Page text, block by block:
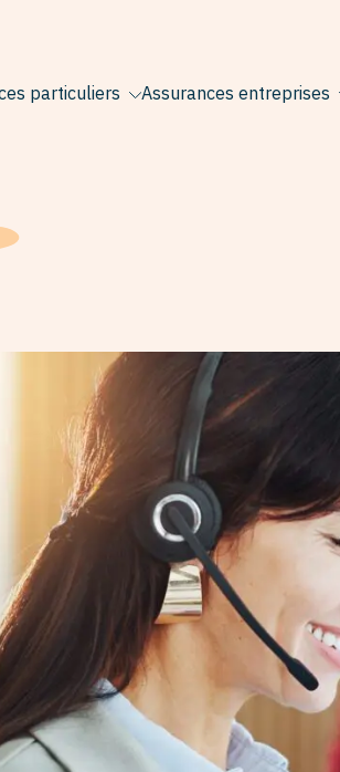
particuliers Assurances entreprises